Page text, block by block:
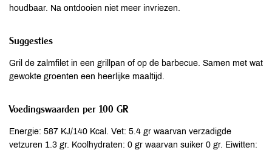
houdbaar. Na ontdooien niet meer invriezen.
Suggesties
Gril de zalmfilet in een grillpan of op de barbecue. Samen met wat
gewokte groenten een heerlijke maaltijd.
Voedingswaarden per 100 GR
Energie: 587 KJ/140 Kcal. Vet: 5.4 gr waarvan verzadigde
vetzuren 1.3 gr. Koolhydraten: 0 gr waarvan suiker 0 gr. Eiwitten: